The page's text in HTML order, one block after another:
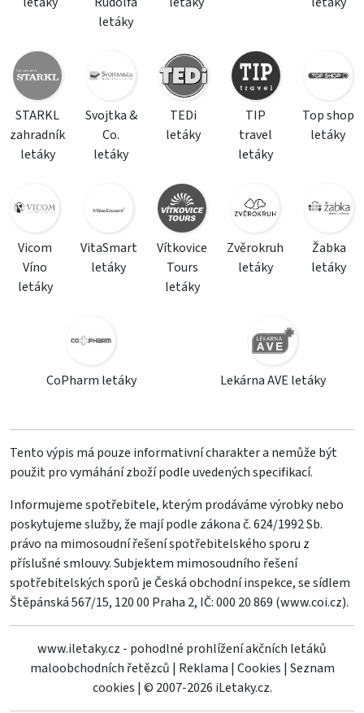
letáky
STARKL
zahradník
letáky
Svojtka &
Co.
letáky
TEDi
letáky
TIP
travel
letáky
Top shop
letáky
Vicom
Víno
letáky
VitaSmart
letáky
Vítkovice
Tours
letáky
Zvěrokruh
letáky
Žabka
letáky
CoPharm letáky Lekárna AVE letáky
Tento výpis má pouze informativní charakter a nemůže být
použit pro vymáhání zboží podle uvedených specifikací.
Informujeme spotřebitele, kterým prodáváme výrobky nebo
poskytujeme služby, že mají podle zákona č. 624/1992 Sb.
právo na mimosoudní řešení spotřebitelského sporu z
příslušné smlouvy. Subjektem mimosoudního řešení
spotřebitelských sporů je Česká obchodní inspekce, se sídlem
Štěpánská 567/15, 120 00 Praha 2, IČ: 000 20 869 (www.coi.cz).
www.iletaky.cz - pohodlné prohlížení akčních letáků
maloobchodních řetězců | Reklama | Cookies | Seznam
cookies | © 2007-2026 iLetaky.cz.